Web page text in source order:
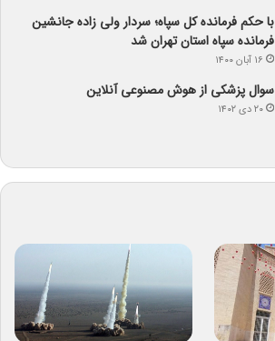
با حکم فرمانده کل سپاه؛ سردار ولی زاده جانشین
فرمانده سپاه استان تهران شد
۱۶ آبان ۱۴۰۰
سوال پزشکی از هوش مصنوعی آنلاین
۲۰ دی ۱۴۰۲